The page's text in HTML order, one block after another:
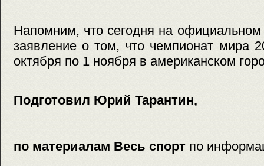
Напомним, что сегодня на официальном
заявление о том, что чемпионат мира
октября по 1 ноября в американском
Подготовил Юрий Тарантин,
по материалам Весь спорт по